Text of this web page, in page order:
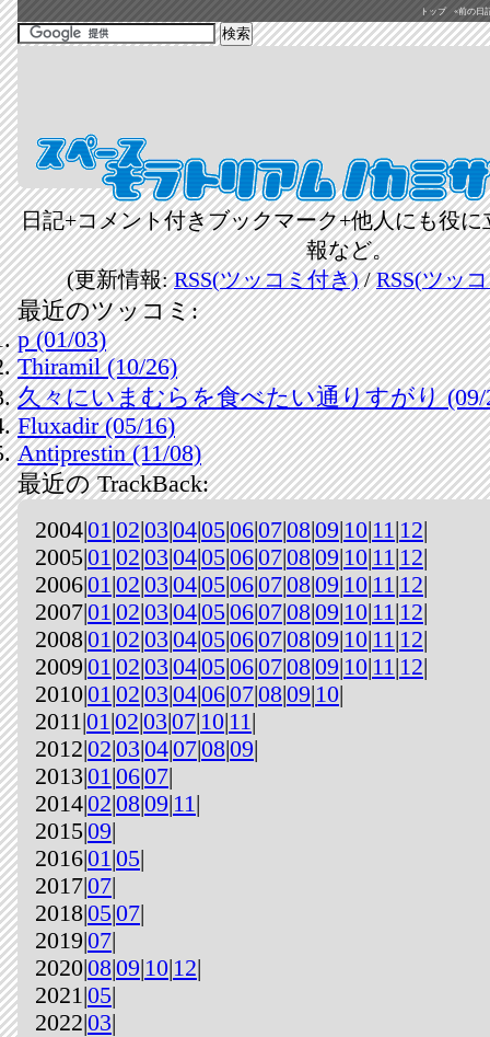
トップ «前の日
日記+コメント付きブックマーク+他人にも役
報など。
(更新情報:RSS(ツッコミ付き)/RSS(ツッ
最近のツッコミ:
p (01/03)
Thiramil (10/26)
久々にいまむらを食べたい通りすがり (09/
Fluxadir (05/16)
Antiprestin (11/08)
最近の TrackBack:
2004|01|02|03|04|05|06|07|08|09|10|11|12|
2005|01|02|03|04|05|06|07|08|09|10|11|12|
2006|01|02|03|04|05|06|07|08|09|10|11|12|
2007|01|02|03|04|05|06|07|08|09|10|11|12|
2008|01|02|03|04|05|06|07|08|09|10|11|12|
2009|01|02|03|04|05|06|07|08|09|10|11|12|
2010|01|02|03|04|06|07|08|09|10|
2011|01|02|03|07|10|11|
2012|02|03|04|07|08|09|
2013|01|06|07|
2014|02|08|09|11|
2015|09|
2016|01|05|
2017|07|
2018|05|07|
2019|07|
2020|08|09|10|12|
2021|05|
2022|03|